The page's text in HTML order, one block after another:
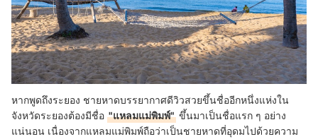
หากพูดถึงระยอง ชายหาดบรรยากาศดีวิวสวยขึ้นชื่ออีกหนึ่งแห่งใน
จังหวัดระยองต้องมีชื่อ "แหลมแม่พิมพ์" ขึ้นมาเป็นชื่อแรก ๆ อย่าง
แน่นอน เนื่องจากแหลมแม่พิมพ์ถือว่าเป็นชายหาดที่อุดมไปด้วยความ